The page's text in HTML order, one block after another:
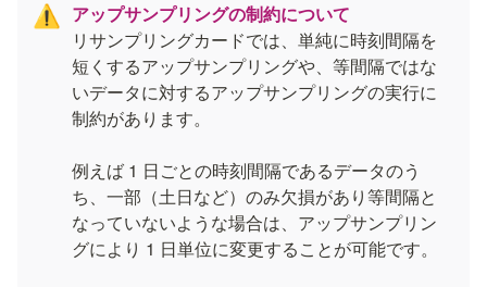
⚠️ アップサンプリングの制約について
リサンプリングカードでは、単純に時刻間隔を
短くするアップサンプリングや、等間隔ではな
いデータに対するアップサンプリングの実行に
制約があります。
例えば 1 日ごとの時刻間隔であるデータのう
ち、一部（土日など）のみ欠損があり等間隔と
なっていないような場合は、アップサンプリン
グにより 1 日単位に変更することが可能です。